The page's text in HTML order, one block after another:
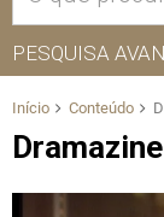
PESQUISA
Início Conteúdo
Dramazine